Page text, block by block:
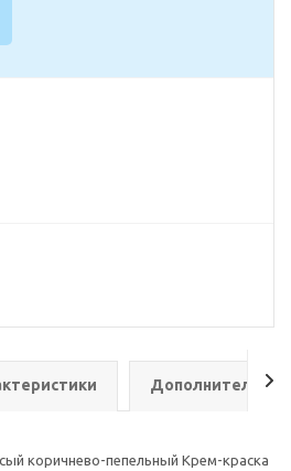
Дополнительно
коричнево-пепельный Крем-краска